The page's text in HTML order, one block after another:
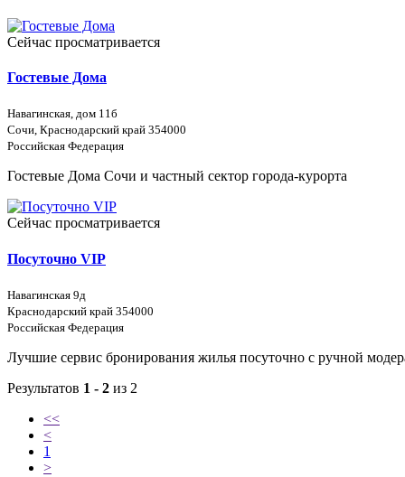
Сейчас просматривается
Гостевые Дома
Навагинская, дом 11б
Сочи, Краснодарский край 354000
Российская Федерация
Гостевые Дома Сочи и частный сектор города-курорта
Сейчас просматривается
Посуточно VIP
Навагинская 9д
Краснодарский край 354000
Российская Федерация
Лучшие сервис бронирования жилья посуточно с ручной
Результатов 1 - 2 из 2
<<
<
1
>